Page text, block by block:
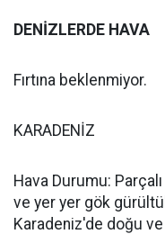
DENİZLERDE HAVA
Fırtına beklenmiyor.
KARADENİZ
Hava Durumu:
ve yer yer gök
Karadeniz'de doğu